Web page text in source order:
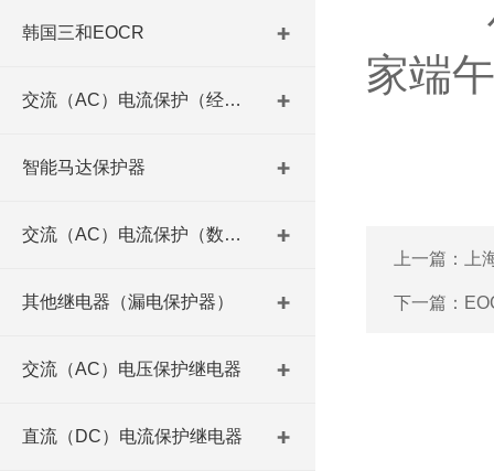
韩国三和EOCR
交流（AC）电流保护（经济型）
智能马达保护器
交流（AC）电流保护（数码型）
其他继电器（漏电保护器）
交流（AC）电压保护继电器
直流（DC）电流保护继电器
值
家端
上一篇： 上
下一篇：